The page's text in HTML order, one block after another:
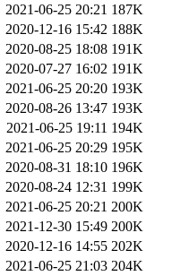
2021-06-25 20:21 187K
2020-12-16 15:42 188K
2020-08-25 18:08 191K
2020-07-27 16:02 191K
2021-06-25 20:20 193K
2020-08-26 13:47 193K
2021-06-25 19:11 194K
2021-06-25 20:29 195K
2020-08-31 18:10 196K
2020-08-24 12:31 199K
2021-06-25 20:21 200K
2021-12-30 15:49 200K
2020-12-16 14:55 202K
2021-06-25 21:03 204K